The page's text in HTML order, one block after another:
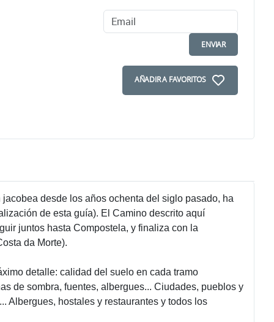
ENVIAR
AÑADIR A FAVORITOS
desde los años ochenta del siglo pasado, ha
de esta guía). El Camino descrito aquí
juntos hasta Compostela, y finaliza con la
da Morte).
detalle: calidad del suelo en cada tramo
de sombra, fuentes, albergues... Ciudades, pueblos y
Albergues, hostales y restaurantes y todos los